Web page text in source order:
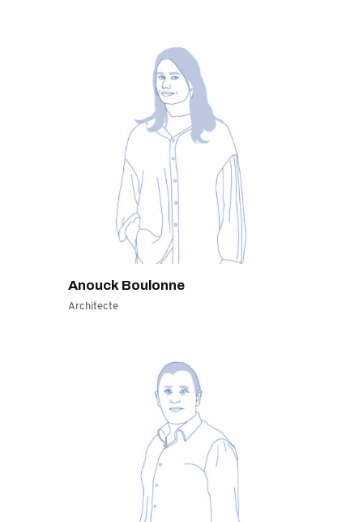
Anouck Boulonne
Architecte